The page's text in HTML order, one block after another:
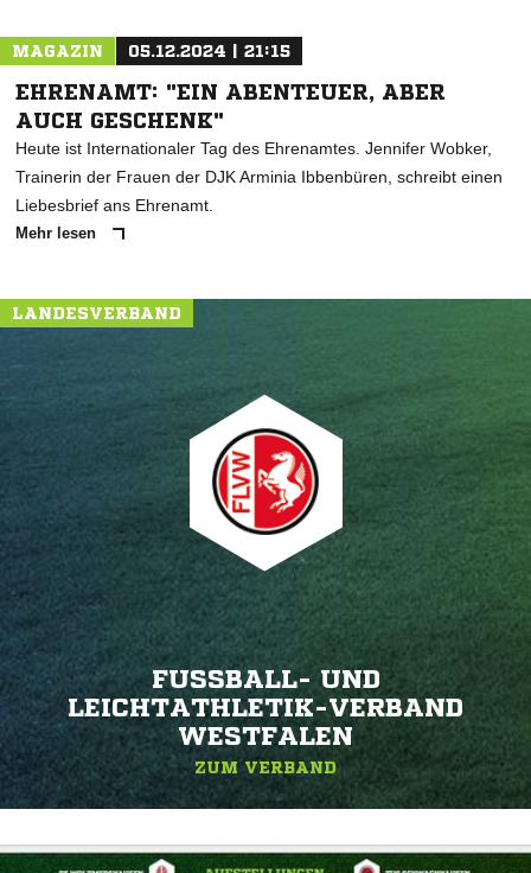
MAGAZIN 05.12.2024 | 21:15
EHRENAMT: "EIN ABENTEUER, ABER
AUCH GESCHENK"
Heute ist Internationaler Tag des Ehrenamtes. Jennifer Wobker,
Trainerin der Frauen der DJK Arminia Ibbenbüren, schreibt einen
Liebesbrief ans Ehrenamt.
Mehr lesen
LANDESVERBAND
FUSSBALL- UND L
EICHTATHLETIK-VERBAND W
ESTFALEN
ZUM VERBAND